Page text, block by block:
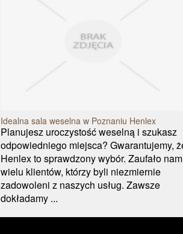
Idealna sala weselna w Poznaniu Henlex
Planujesz uroczystość weselną i szukasz
odpowiedniego miejsca? Gwarantujemy,
Henlex to sprawdzony wybór. Zaufało
wielu klientów, którzy byli niezmiernie
zadowoleni z naszych usług. Zawsze
dokładamy ...